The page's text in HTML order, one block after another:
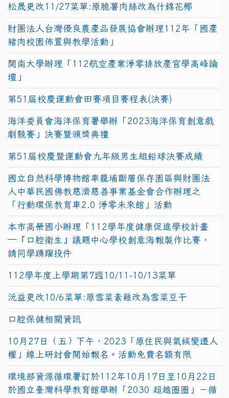
松晟更改11/27菜單:原脆薯肉絲改為什錦花椰
財團法人台灣優良農產品發展協會辦理112年「國產
豬肉校園佈置與教學活動」
開南大學辦理「112航空產業淨零排放產官學高峰論
壇」
第51屆校慶運動會田賽項目賽程表(決賽)
海洋委員會海洋保育署舉辦「2023海洋保育創意戲
劇競賽」決賽暨頒獎典禮
第51屆校慶暨運動會九年級男生組鉛球決賽成績
國立自然科學博物館車籠埔斷層保存園區與財團法
人中華民國佛教慈濟慈善事業基金會合作辦理之
「行動環保教育車2.0 淨零未來館」活動
本市高榮國小辦理「112學年度健康促進學校計畫
─『口腔衛生』議題中心學校創意海報製作比賽，
請同學踴躍投件
112學年度上學期第7週10/11-10/13菜單
沅益更改10/6菜單:原雪菜素雞改為雪菜豆干
口腔保健相關資訊
10月27日（五）下午，2023「原住民與氣候變遷人
權」線上研討會開始報名。活動免費名額有限
環境部資源循環署訂於112年10月17日至10月22日
於國立臺灣科學教育館舉辦「2030 超越圈圈」－循